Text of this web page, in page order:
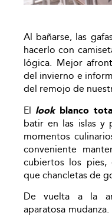
Al bañarse, las
hacerlo con
lógica. Mejor
del invierno e
del remojo de
El lookblanco
batir en las islas y
momentos
conveniente
cubiertos los pies,
que chancletas de
De vuelta a la
aparatosa